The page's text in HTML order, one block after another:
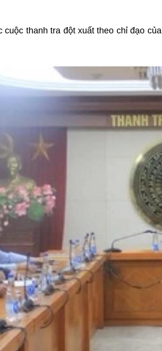
thanh tra đột xuất theo chỉ đạo của